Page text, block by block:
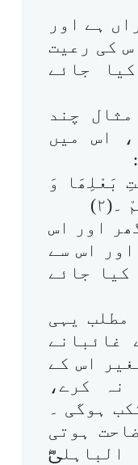
ہے اور
کی رعیت
جائے
چند
اس میں
بَعْلِھَا وَ
اور اس
اس سے
کیا جائے
مطلب یہی
غائبانے
اس کے
نہ کرے،
ہوگی ۔
ہوتی
الباہلیؓ